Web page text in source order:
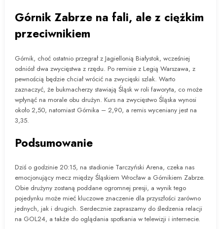
Górnik Zabrze na fali, ale z ciężkim
przeciwnikiem
Górnik, choć ostatnio przegrał z Jagiellonią Białystok, wcześniej
odniósł dwa zwycięstwa z rzędu. Po remisie z Legią Warszawa, z
pewnością będzie chciał wrócić na zwycięski szlak. Warto
zaznaczyć, że bukmacherzy stawiają Śląsk w roli faworyta, co może
wpłynąć na morale obu drużyn. Kurs na zwycięstwo Śląska wynosi
około 2,50, natomiast Górnika – 2,90, a remis wyceniany jest na
3,35.
Podsumowanie
Dziś o godzinie 20:15, na stadionie Tarczyński Arena, czeka nas
emocjonujący mecz między Śląskiem Wrocław a Górnikiem Zabrze.
Obie drużyny zostaną poddane ogromnej presji, a wynik tego
pojedynku może mieć kluczowe znaczenie dla przyszłości zarówno
jednych, jak i drugich. Serdecznie zapraszamy do śledzenia relacji
na GOL24, a także do oglądania spotkania w telewizji i internecie.